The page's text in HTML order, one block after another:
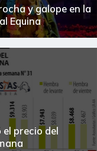
$
$
$
$
$
$
y galope en la
Equina
precio del